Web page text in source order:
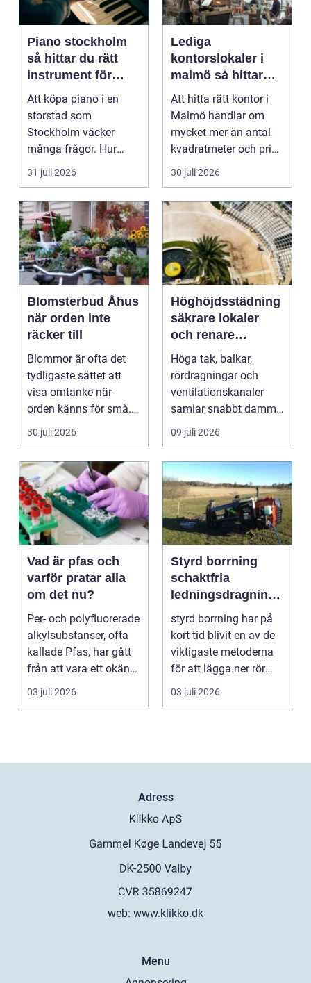
Piano stockholm
så hittar du rätt
instrument för
hem och scen
Att köpa piano i en
storstad som
Stockholm väcker
många frågor. Hur
hittar man ett
31 juli 2026
Lediga
kontorslokaler i
malmö så hittar
företag rätt läge
och rätt lokal
Att hitta rätt kontor i
Malmö handlar om
mycket mer än antal
kvadratmeter och pris
per månad. Företa...
30 juli 2026
Blomsterbud Åhus
när orden inte
räcker till
Blommor är ofta det
tydligaste sättet att
visa omtanke när
orden känns för små.
Ett genomtänkt
30 juli 2026
Höghöjdsstädning
säkrare lokaler
och renare
arbetsmiljö
Höga tak, balkar,
rördragningar och
ventilationskanaler
samlar snabbt damm,
smuts och partiklar. I
09 juli 2026
Vad är pfas och
varför pratar alla
om det nu?
Per- och polyfluorerade
alkylsubstanser, ofta
kallade Pfas, har gått
från att vara ett okänt
kemiskt...
03 juli 2026
Styrd borrning
schaktfria
ledningsdragninga
r med hög
precision
styrd borrning har på
kort tid blivit en av de
viktigaste metoderna
för att lägga ner rör
och kablar...
03 juli 2026
Adress
web: www.klikko.dk
Menu